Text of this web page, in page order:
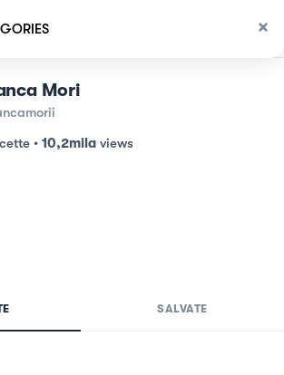
Mori
• 10,2mila views
SALVATE